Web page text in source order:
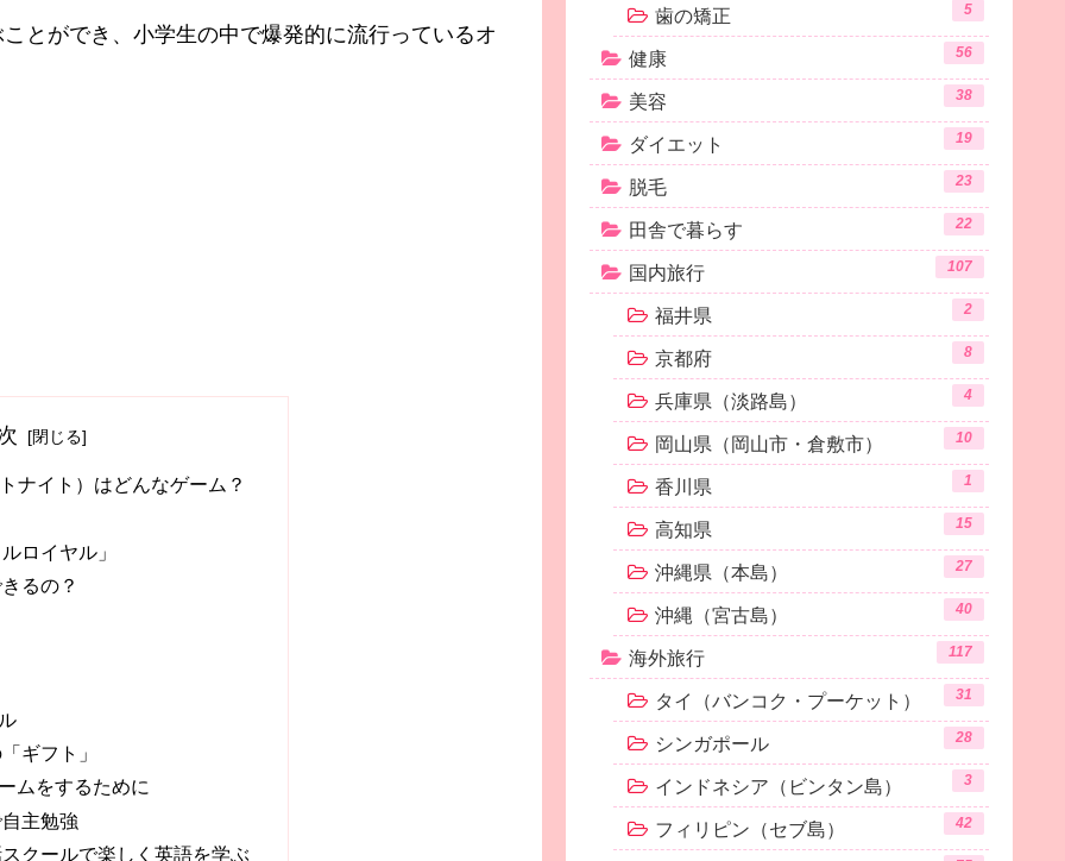
とができ、小学生の中で爆発的に流行っているオ
ナイト）はどんなゲーム？
ロイヤル」
るの？
ギフト」
ムをするために
主勉強
クールで楽しく英語を学ぶ
歯の矯正 5
健康 56
美容 38
ダイエット 19
脱毛 23
田舎で暮らす 22
国内旅行 107
福井県 2
京都府 8
兵庫県（淡路島） 4
岡山県（岡山市・倉敷市） 10
香川県 1
高知県 15
沖縄県（本島） 27
沖縄（宮古島） 40
海外旅行 117
タイ（バンコク・プーケット） 31
シンガポール 28
インドネシア（ビンタン島） 3
フィリピン（セブ島） 42